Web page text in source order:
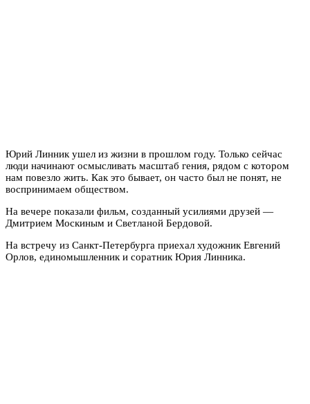
Юрий Линник ушел из жизни в прошлом году. Только сейчас
люди начинают осмысливать масштаб гения, рядом с котором
нам повезло жить. Как это бывает, он часто был не понят, не
воспринимаем обществом.
На вечере показали фильм, созданный усилиями друзей —
Дмитрием Москиным и Светланой Бердовой.
На встречу из Санкт-Петербурга приехал художник Евгений
Орлов, единомышленник и соратник Юрия Линника.